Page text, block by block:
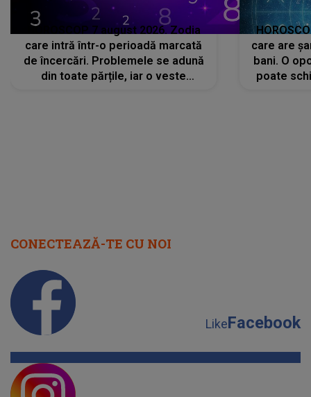
HOROSCOP 7 august 2026. Zodia
care intră într-o perioadă marcată
de încercări. Problemele se adună
din toate părțile, iar o veste
care are
bani. O
poate
CONECTEAZĂ-TE CU NOI
LikeFacebook